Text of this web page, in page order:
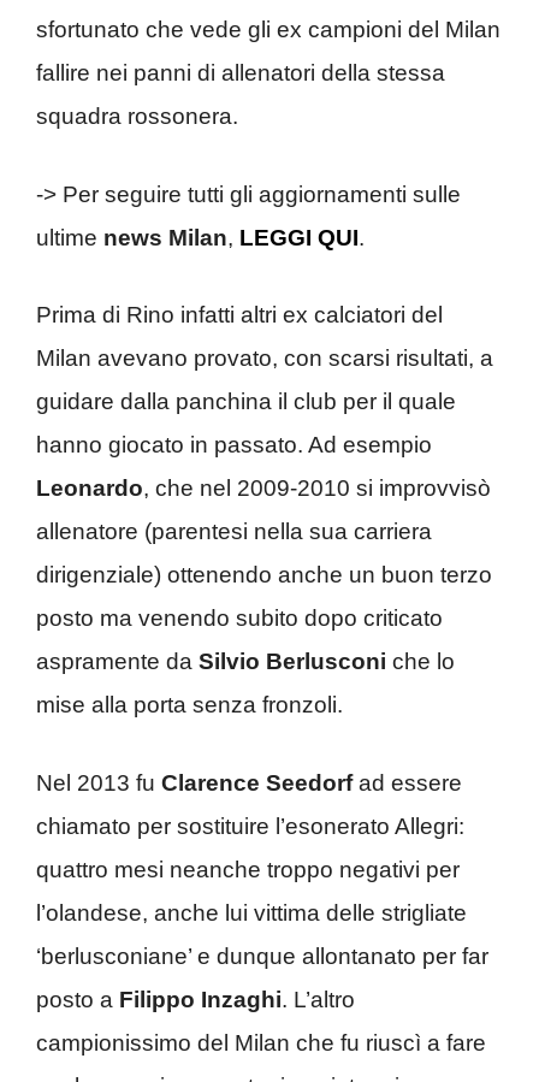
sfortunato che vede gli ex campioni del Milan
fallire nei panni di allenatori della stessa
squadra rossonera.
-> Per seguire tutti gli aggiornamenti sulle
ultime news Milan, LEGGI QUI.
Prima di Rino infatti altri ex calciatori del
Milan avevano provato, con scarsi risultati, a
guidare dalla panchina il club per il quale
hanno giocato in passato. Ad esempio
Leonardo, che nel 2009-2010 si improvvisò
allenatore (parentesi nella sua carriera
dirigenziale) ottenendo anche un buon terzo
posto ma venendo subito dopo criticato
aspramente da Silvio Berlusconi che lo
mise alla porta senza fronzoli.
Nel 2013 fu Clarence Seedorfad essere
chiamato per sostituire l’esonerato Allegri:
quattro mesi neanche troppo negativi per
l’olandese, anche lui vittima delle strigliate
‘berlusconiane’ e dunque allontanato per far
posto a Filippo Inzaghi. L’altro
campionissimo del Milan che fu riuscì a fare